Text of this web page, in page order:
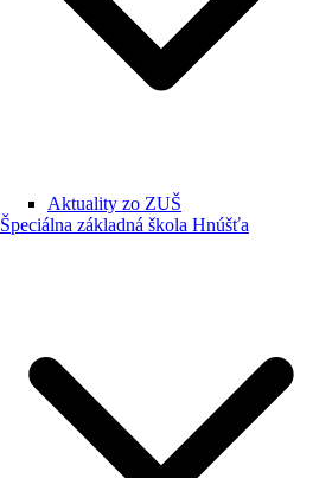
Aktuality zo ZUŠ
Špeciálna základná škola Hnúšťa